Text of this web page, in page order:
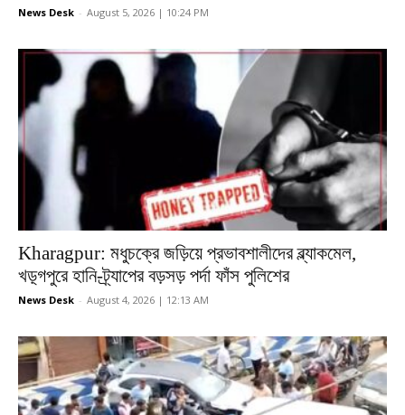
News Desk - August 5, 2026 | 10:24 PM
Kharagpur: মধুচক্রে জড়িয়ে প্রভাবশালীদের ব্ল্যাকমেল,
খড়্গপুরে হানি-ট্র্যাপের বড়সড় পর্দা ফাঁস পুলিশের
News Desk - August 4, 2026 | 12:13 AM